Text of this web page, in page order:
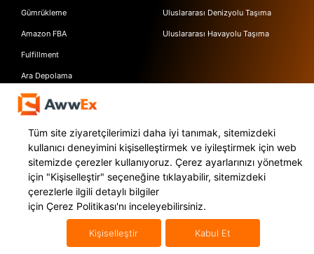
Gümrükleme
Amazon FBA
Fulfillment
Ara Depolama
Uluslararası Denizyolu Taşıma
Uluslararası Havayolu Taşıma
Kaynaklar
Referanslar
Webinarlar
Videocastler
Ücretsiz E-Kitaplar
İletişim
Basında Biz
Tüm site ziyaretçilerimizi daha iyi tanımak, sitemizdeki
kullanıcı deneyimini kişiselleştirmek ve iyileştirmek için web
sitemizde çerezler kullanıyoruz. Çerez ayarlarınızı yönetmek
için "Kişiselleştir" seçeneğine tıklayabilir, sitemizdeki
çerezlerle ilgili detaylı bilgiler
için Çerez Politikası'nı inceleyebilirsiniz.
Kişiselleştir Kabul Et